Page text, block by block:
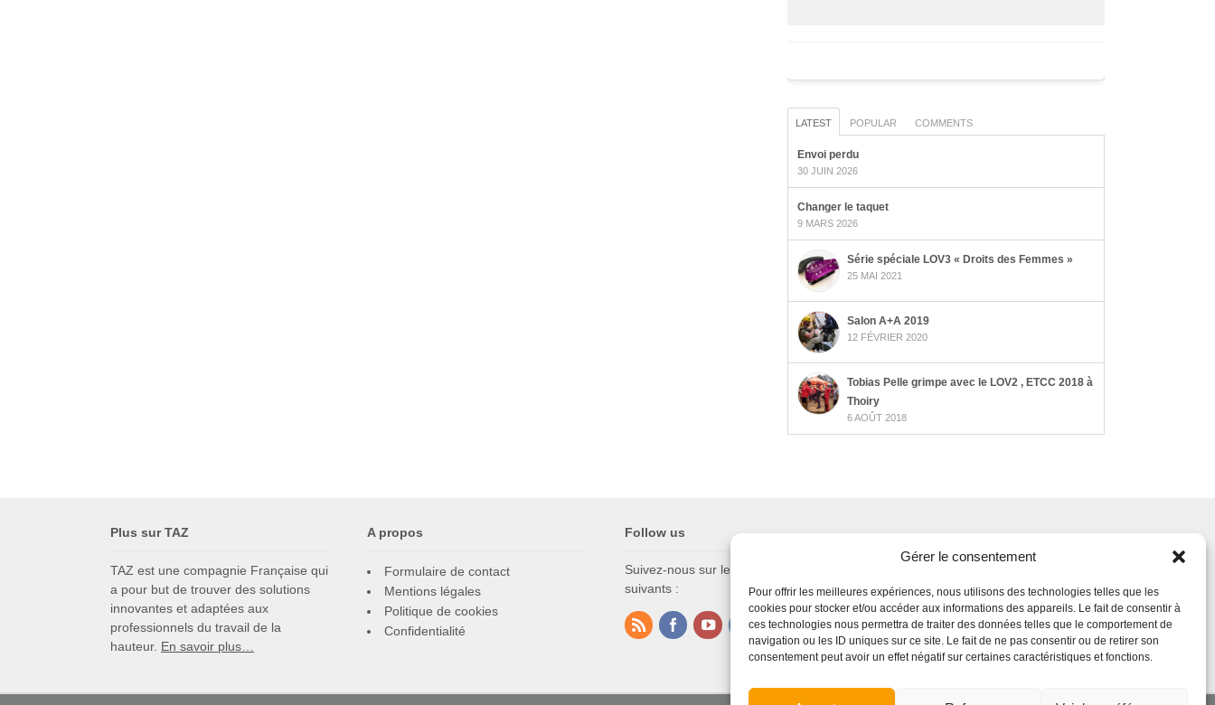
Gérer le consentement
Pour offrir les meilleures expériences, nous utilisons des technologies telles que les
cookies pour stocker et/ou accéder aux informations des appareils. Le fait de consentir à
ces technologies nous permettra de traiter des données telles que le comportement de
navigation ou les ID uniques sur ce site. Le fait de ne pas consentir ou de retirer son
consentement peut avoir un effet négatif sur certaines caractéristiques et fonctions.
LATEST POPULAR COMMENTS
Envoi perdu
30 JUIN 2026
Changer le taquet
9 MARS 2026
Série spéciale LOV3 « Droits des Femmes »
25 MAI 2021
Salon A+A 2019
12 FÉVRIER 2020
Tobias Pelle grimpe avec le LOV2 , ETCC 2018 à
Thoiry
6 AOÛT 2018
Plus sur TAZ
TAZ est une compagnie Française qui
a pour but de trouver des solutions
innovantes et adaptées aux
professionnels du travail de la
hauteur. En savoir plus…
A propos
Formulaire de contact
Mentions légales
Politique de cookies
Confidentialité
Follow us
Suivez-nous sur les réseaux sociaux
suivants :